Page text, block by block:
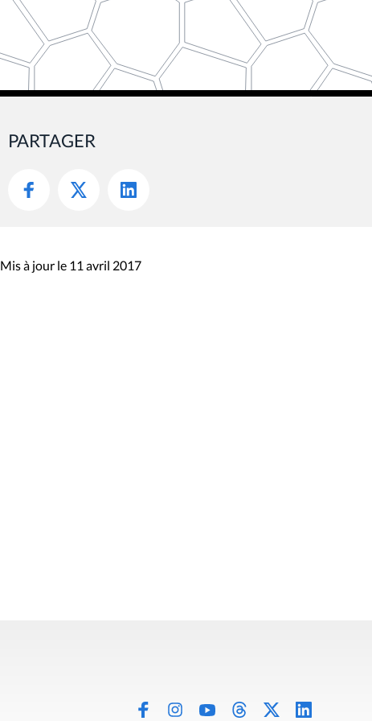
PARTAGER
Mis à jour le 11 avril 2017